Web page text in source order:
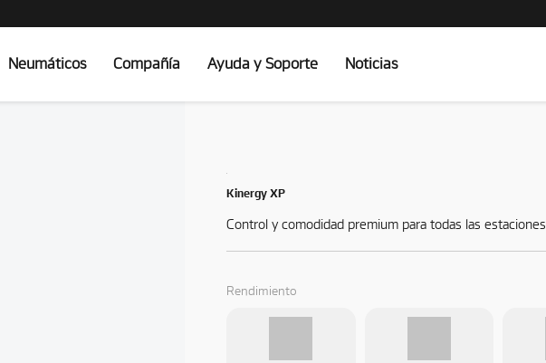
Neumáticos Compañía Ayuda y Soporte Noticias
Kinergy XP
Control y comodidad premium para todas las estaciones
Rendimiento